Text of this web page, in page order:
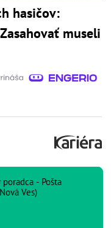
hasičov:
museli
- Pošta
Nová Ves)